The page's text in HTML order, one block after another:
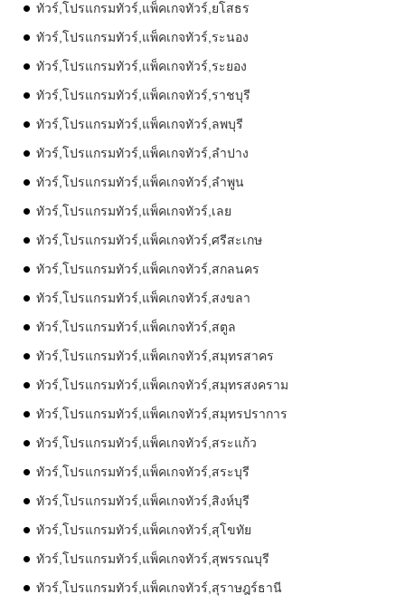
ทัวร์,โปรแกรมทัวร์,แพ็คเกจทัวร์,ยโสธร
ทัวร์,โปรแกรมทัวร์,แพ็คเกจทัวร์,ระนอง
ทัวร์,โปรแกรมทัวร์,แพ็คเกจทัวร์,ระยอง
ทัวร์,โปรแกรมทัวร์,แพ็คเกจทัวร์,ราชบุรี
ทัวร์,โปรแกรมทัวร์,แพ็คเกจทัวร์,ลพบุรี
ทัวร์,โปรแกรมทัวร์,แพ็คเกจทัวร์,ลำปาง
ทัวร์,โปรแกรมทัวร์,แพ็คเกจทัวร์,ลำพูน
ทัวร์,โปรแกรมทัวร์,แพ็คเกจทัวร์,เลย
ทัวร์,โปรแกรมทัวร์,แพ็คเกจทัวร์,ศรีสะเกษ
ทัวร์,โปรแกรมทัวร์,แพ็คเกจทัวร์,สกลนคร
ทัวร์,โปรแกรมทัวร์,แพ็คเกจทัวร์,สงขลา
ทัวร์,โปรแกรมทัวร์,แพ็คเกจทัวร์,สตูล
ทัวร์,โปรแกรมทัวร์,แพ็คเกจทัวร์,สมุทรสาคร
ทัวร์,โปรแกรมทัวร์,แพ็คเกจทัวร์,สมุทรสงคราม
ทัวร์,โปรแกรมทัวร์,แพ็คเกจทัวร์,สมุทรปราการ
ทัวร์,โปรแกรมทัวร์,แพ็คเกจทัวร์,สระแก้ว
ทัวร์,โปรแกรมทัวร์,แพ็คเกจทัวร์,สระบุรี
ทัวร์,โปรแกรมทัวร์,แพ็คเกจทัวร์,สิงห์บุรี
ทัวร์,โปรแกรมทัวร์,แพ็คเกจทัวร์,สุโขทัย
ทัวร์,โปรแกรมทัวร์,แพ็คเกจทัวร์,สุพรรณบุรี
ทัวร์,โปรแกรมทัวร์,แพ็คเกจทัวร์,สุราษฎร์ธานี